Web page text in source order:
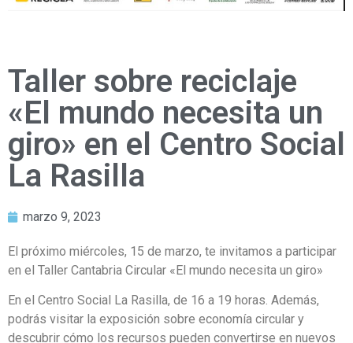
Taller sobre reciclaje
«El mundo necesita un
giro» en el Centro Social
La Rasilla
marzo 9, 2023
El próximo miércoles, 15 de marzo, te invitamos a participar
en el Taller Cantabria Circular «El mundo necesita un giro»
En el Centro Social La Rasilla, de 16 a 19 horas. Además,
podrás visitar la exposición sobre economía circular y
descubrir cómo los recursos pueden convertirse en nuevos